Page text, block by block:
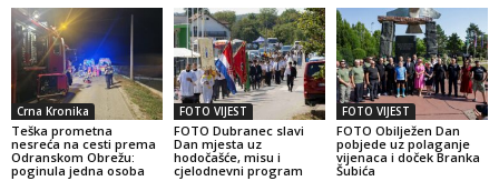
Crna Kronika
Teška prometna
nesreća na cesti prema
Odranskom Obrežu:
poginula jedna osoba
FOTO VIJEST
FOTO Dubranec slavi
Dan mjesta uz
hodočašće, misu i
cjelodnevni program
FOTO VIJEST
FOTO Obilježen Dan
pobjede uz polaganje
vijenaca i doček Branka
Šubića